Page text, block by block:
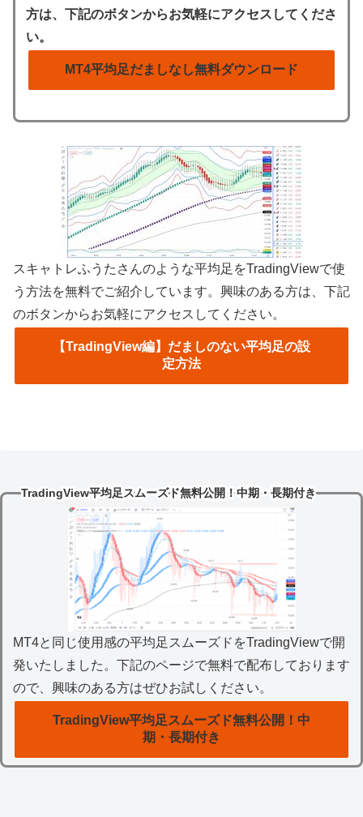
方は、下記のボタンからお気軽にアクセスしてくださ
い。
MT4平均足だましなし無料ダウンロード
スキャトレふうたさんのような平均足をTradingViewで使
う方法を無料でご紹介しています。興味のある方は、下記
のボタンからお気軽にアクセスしてください。
【TradingView編】だましのない平均足の設
定方法
TradingView平均足スムーズド無料公開！中期・長期付き
MT4と同じ使用感の平均足スムーズドをTradingViewで開
発いたしました。下記のページで無料で配布しております
ので、興味のある方はぜひお試しください。
TradingView平均足スムーズド無料公開！中
期・長期付き